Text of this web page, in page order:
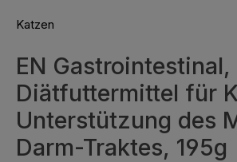
Katzen
EN Gastrointestinal,
Diätfuttermittel für
Unterstützung des
Darm-Traktes, 195g